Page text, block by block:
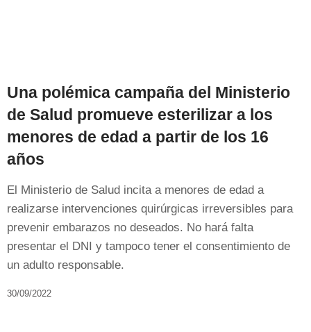
Una polémica campaña del Ministerio
de Salud promueve esterilizar a los
menores de edad a partir de los 16
años
El Ministerio de Salud incita a menores de edad a
realizarse intervenciones quirúrgicas irreversibles para
prevenir embarazos no deseados. No hará falta
presentar el DNI y tampoco tener el consentimiento de
un adulto responsable.
30/09/2022